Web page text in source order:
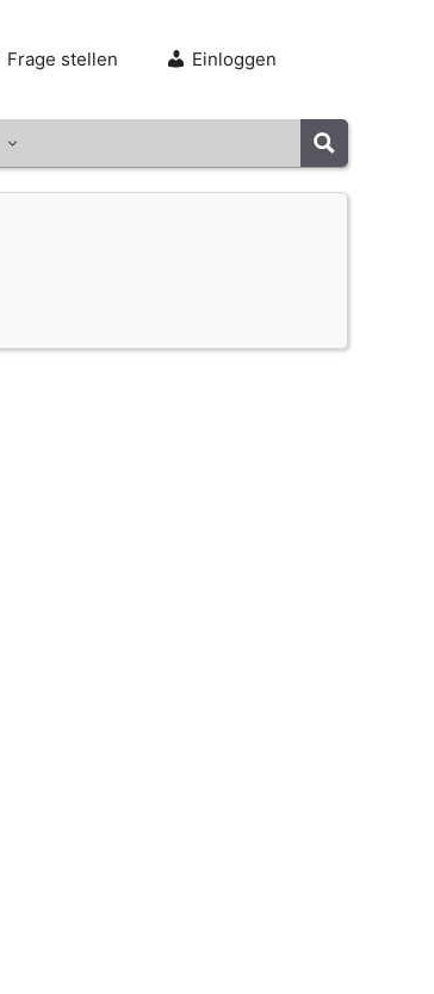
Frage stellen Einloggen